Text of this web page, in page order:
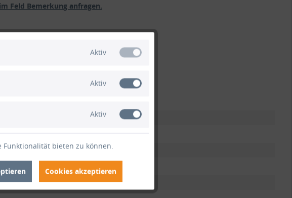
Feld Bemerkung anfragen.
Aktiv
Aktiv
Aktiv
Funktionalität bieten zu können.
Cookies akzeptieren